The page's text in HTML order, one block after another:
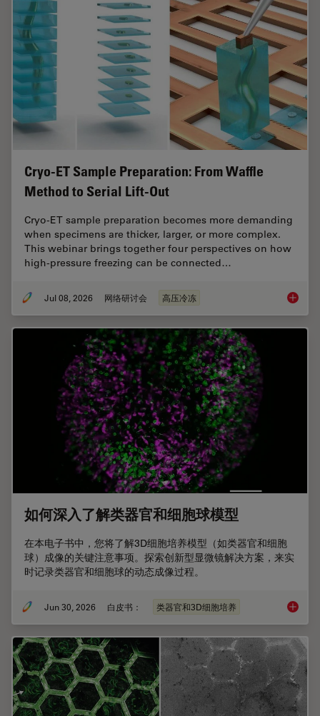
Cryo-ET Sample Preparation: From Waffle
Method to Serial Lift-Out
Cryo-ET sample preparation becomes more demanding
when specimens are thicker, larger, or more complex.
This webinar brings together four perspectives on how
high-pressure freezing can be connected…
Jul 08, 2026 网络研讨会 高压冷冻 Cryo-
如何深入了解类器官和细胞球模型
在本电子书中，您将了解3D细胞培养模型（如类器官和细胞
球）成像的关键注意事项。探索创新型显微镜解决方案，来实
时记录类器官和细胞球的动态成像过程。
Jun 30, 2026 白皮书： 类器官和3D细胞培养 如何深